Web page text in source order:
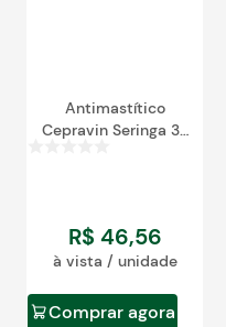
Antimastítico
Cepravin Seringa 3g
R$ 46,56
à vista / unidade
Comprar agora